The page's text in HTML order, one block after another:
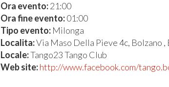
Ora evento:21:00
Ora fine evento:01:00
Tipo evento: Milonga
Localita:Via Maso Della Pieve 4c, Bolzano ,
Locale:Tango23 Tango Club
Web site:http://www.facebook.com/